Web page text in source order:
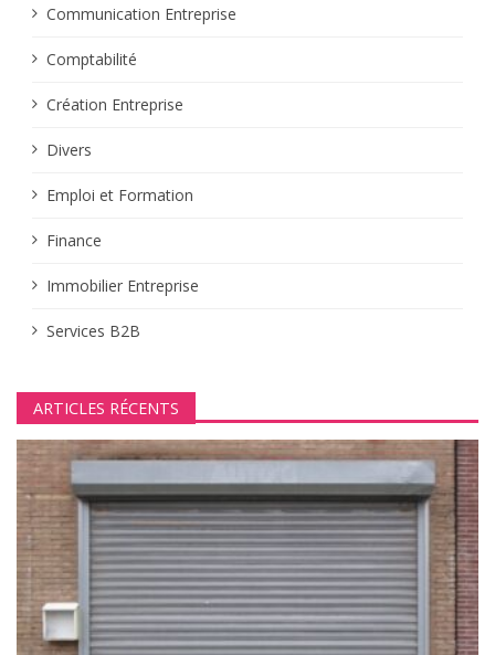
’
a
r
t
i
c
Communication Entreprise
Comptabilité
Création Entreprise
Divers
Emploi et Formation
Finance
Immobilier Entreprise
Services B2B
ARTICLES RÉCENTS